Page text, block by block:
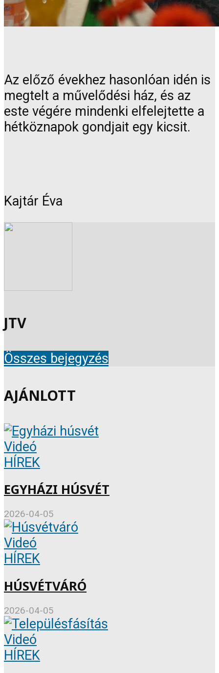
Az előző évekhez hasonlóan idén is
megtelt a művelődési ház, és az
este végére mindenki elfelejtette a
hétköznapok gondjait egy kicsit.
Kajtár Éva
JTV
Összes bejegyzés
AJÁNLOTT
Videó
HÍREK
EGYHÁZI HÚSVÉT
2026-04-05
Videó
HÍREK
HÚSVÉTVÁRÓ
2026-04-05
Videó
HÍREK